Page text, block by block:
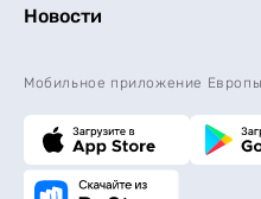
Новости
Мобильное приложение